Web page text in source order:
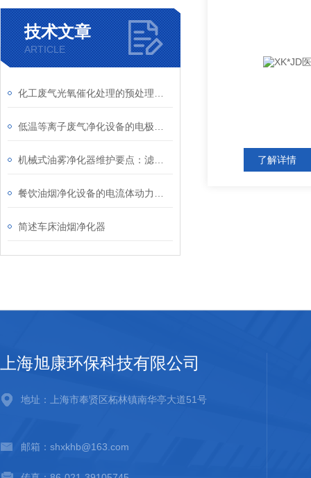
技术文章
ARTICLE
简述车床油烟净化器
了解详情
上海旭康环保科技有限公司
地址：上海市奉贤区柘林镇南华亭大道51号
邮箱：shxkhb@163.com